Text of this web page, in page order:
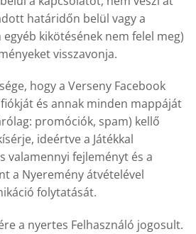
határidőn belül vagy a
kikötésének nem felel meg)
visszavonja.
hogy a Verseny Facebook
és annak minden mappáját
promóciók, spam) kellő
ideértve a Játékkal
valamennyi fejleményt és a
a Nyeremény átvételével
folytatását.
a nyertes Felhasználó jogosult.